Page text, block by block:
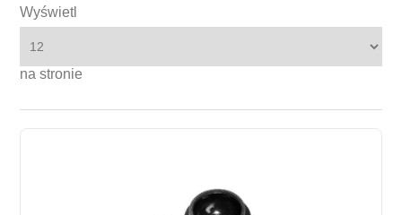
Wyświetl
na stronie